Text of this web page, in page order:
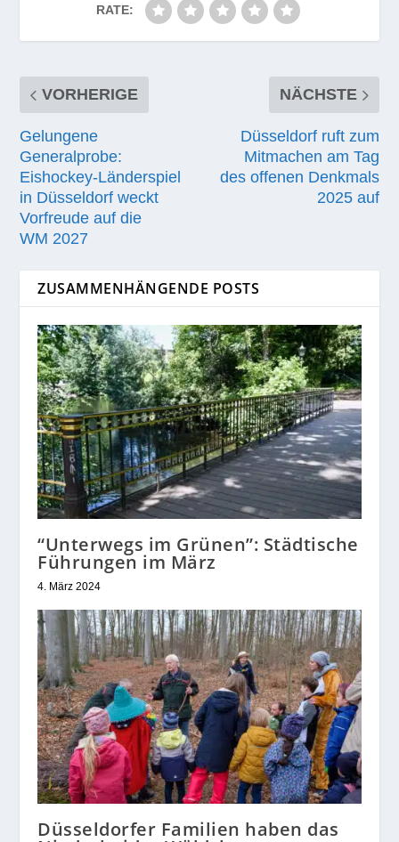
RATE:
VORHERIGE
Gelungene
Generalprobe:
Eishockey-Länderspiel
in Düsseldorf weckt
Vorfreude auf die
WM 2027
NÄCHSTE
Düsseldorf ruft zum
Mitmachen am Tag
des offenen Denkmals
2025 auf
ZUSAMMENHÄNGENDE POSTS
“Unterwegs im Grünen”: Städtische
Führungen im März
4. März 2024
Düsseldorfer Familien haben das